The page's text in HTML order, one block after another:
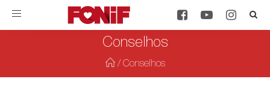
Toggle
Conselhos
/ Conselhos